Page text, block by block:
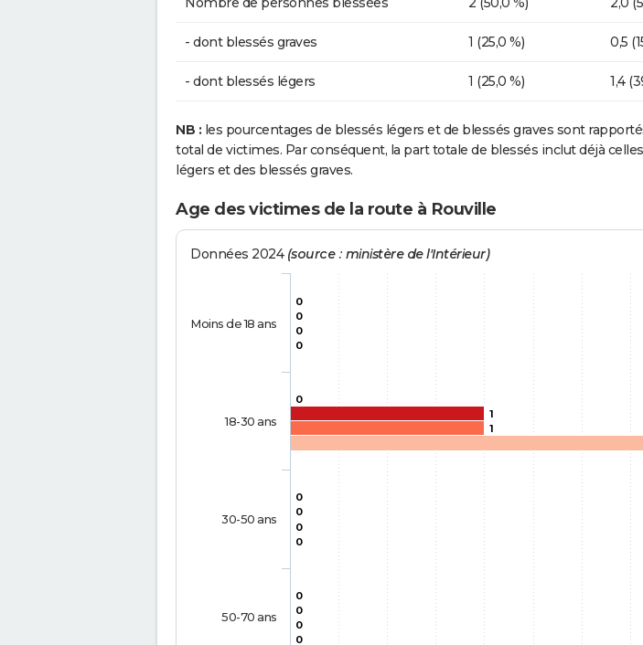
- dont blessés graves 1 (25,0 %) 0,5
- dont blessés légers 1 (25,0 %) 1,4
NB : les pourcentages de blessés légers et de blessés graves sont
total de victimes. Par conséquent, la part totale de blessés inclut déjà
légers et des blessés graves.
Age des victimes de la route à Rouville
Données 2024 (source : ministère de l'Intérieur)
0
0
0
0
0
1
0
0
0
1
0
0
0
0
0
Moins de 18 ans
18-30 ans
30-50 ans
50-70 ans